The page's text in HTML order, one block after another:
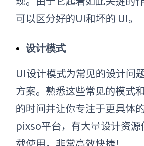
可以区分好的UI和坏的 UI。
设计模式
UI设计模式为常见的设计问
方案。熟悉这些常见的模式
的时间并让你专注于更具体
pixso平台，有大量设计资源
载使用，非常高效快捷！